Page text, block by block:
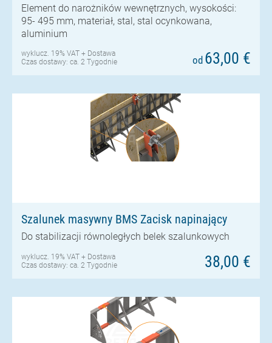
Element do narożników wewnętrznych, wysokości:
95- 495 mm, materiał, stal, stal ocynkowana,
aluminium
od 63,00 €
wyklucz. 19% VAT + Dostawa
Czas dostawy: ca. 2 Tygodnie
Szalunek masywny BMS Zacisk napinający
Do stabilizacji równoległych belek szalunkowych
38,00 €
wyklucz. 19% VAT + Dostawa
Czas dostawy: ca. 2 Tygodnie